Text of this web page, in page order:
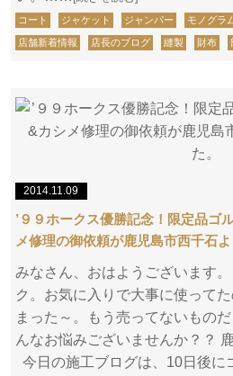
コート ジャケット ジャンパー モノグラ
店舗新着情報 店長のブログ 縫製 財布
2014.11.09
’９９ホークス優勝記念！限定品ゴ
メ修理の御依頼が鹿児島市西千石よ
みなさん、おはようございます
ク。お気に入りで大事に使って
まった～。もう売ってないもの
んなお悩みございませんか？？
今日の施工ブログは、10日後に